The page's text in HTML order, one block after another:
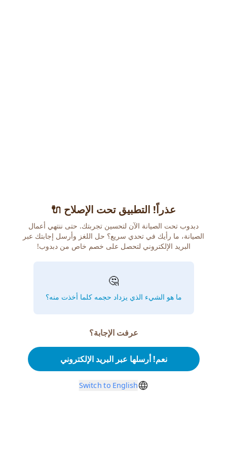
عذراً! التطبيق تحت الإصلاح 🔌
دبدوب تحت الصيانة الآن لتحسين تجربتك. حتى ننتهي أعمال
الصيانة، ما رأيك في تحدي سريع؟ حل اللغز وأرسل إجابتك عبر
البريد الإلكتروني لتحصل على خصم خاص من دبدوب!
🤔
ما هو الشيء الذي يزداد حجمه كلما أخذت منه؟
عرفت الإجابة؟
نعم! أرسلها عبر البريد الإلكتروني
Switch to English